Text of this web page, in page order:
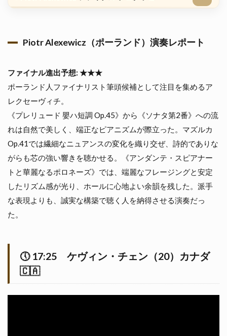
Piotr Alexewicz（ポーランド）演奏レポート
ファイナル進出予想: ★★★
ポーランド人ファイナリスト筆頭候補として注目を集めるア
レクセーヴィチ。
《プレリュード 嬰ハ短調 Op.45》から《ソナタ第2番》への流
れは自然で美しく、端正なピアニズムが際立った。マズルカ
Op.41では繊細なニュアンスの変化を織り交ぜ、詩的でありな
がらも芯の強い響きを聴かせる。《アンダンテ・スピアナー
トと華麗なるポロネーズ》では、端麗なフレージングと安定
したリズム感が光り、ホールに心地よい余韻を残した。派手
な表現よりも、誠実な構築で聴く人を納得させる演奏だっ
た。
🕔 17:25 ケヴィン・チェン（20）カナダ
🇨🇦